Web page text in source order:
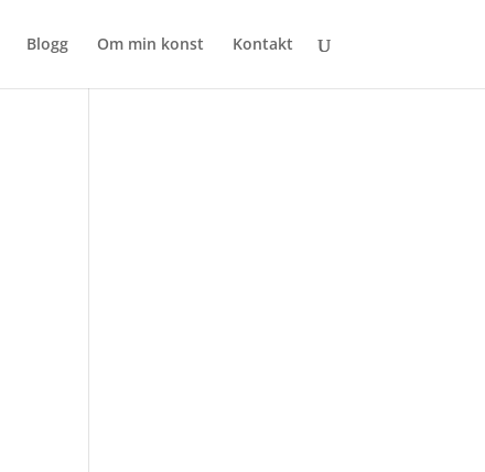
Blogg Om min konst Kontakt